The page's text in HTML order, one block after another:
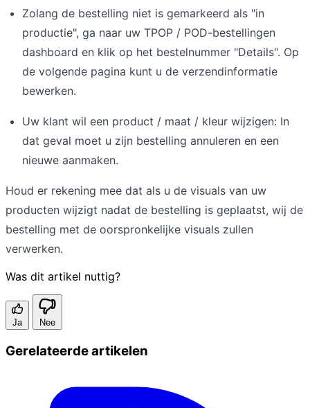
Zolang de bestelling niet is gemarkeerd als "in
productie", ga naar uw TPOP / POD-bestellingen
dashboard en klik op het bestelnummer "Details". Op
de volgende pagina kunt u de verzendinformatie
bewerken.
Uw klant wil een product / maat / kleur wijzigen: In
dat geval moet u zijn bestelling annuleren en een
nieuwe aanmaken.
Houd er rekening mee dat als u de visuals van uw
producten wijzigt nadat de bestelling is geplaatst, wij de
bestelling met de oorspronkelijke visuals zullen
verwerken.
Was dit artikel nuttig?
Ja Nee
Gerelateerde artikelen